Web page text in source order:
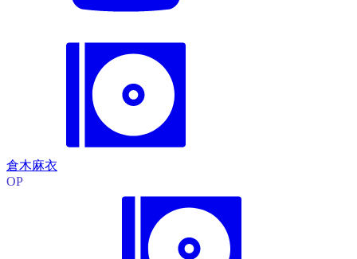
倉木麻衣
OP